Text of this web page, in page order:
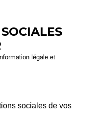
légale et
sociales de vos